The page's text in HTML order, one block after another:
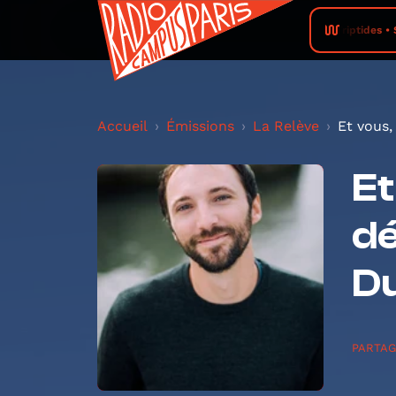
Triptides •
Accueil Émissions La Relève Et